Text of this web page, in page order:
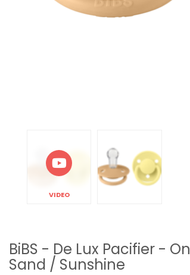
VIDEO
BiBS - De Lux Pacifier -
Sand / Sunshine